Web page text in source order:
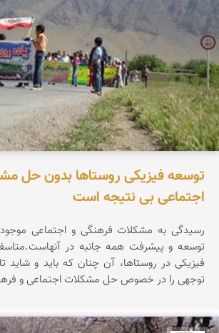
توسعه فیزیکی روستاها بدون حل
اجتماعی بی نتیجه است
رسیدگی به مشکلات فرهنگی و اجتماعی موجود
توسعه و پیشرفت همه جانبه در
فیزیکی در روستاها، آن چنان که باید و شاید
توجهی را در خصوص حل مشکلات اجتماعی و